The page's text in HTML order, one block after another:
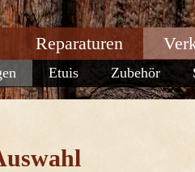
Reparaturen
Etuis Zubehör